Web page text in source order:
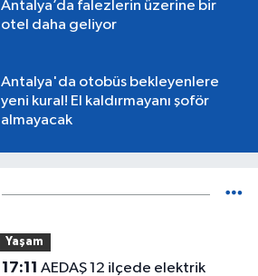
Antalya’da falezlerin üzerine bir
otel daha geliyor
Antalya'da otobüs bekleyenlere
yeni kural! El kaldırmayanı şoför
almayacak
Yaşam
17:11